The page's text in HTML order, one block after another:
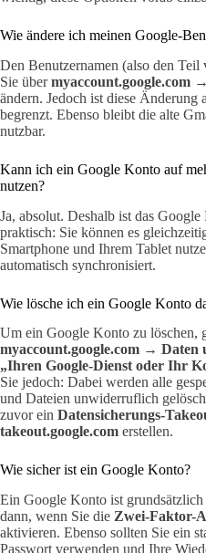
Wie ändere ich meinen Google-
Den Benutzernamen (also den
Sie übermyaccount.google.com →
ändern. Jedoch ist diese Änderung
begrenzt. Ebenso bleibt die alte
nutzbar.
Kann ich ein Google Konto auf
nutzen?
Ja, absolut. Deshalb ist das
praktisch: Sie können es
Smartphone und Ihrem Tablet
automatisch synchronisiert.
Wie lösche ich ein Google Konto
Um ein Google Konto zu löschen,
myaccount.google.com → Daten
„Ihren Google-Dienst oder Ihr
Sie jedoch: Dabei werden alle
und Dateien unwiderruflich
zuvor ein Datensicherungs-
takeout.google.com erstellen.
Wie sicher ist ein Google Konto?
Ein Google Konto ist grundsätzlich
dann, wenn Sie die Zwei-Faktor-
aktivieren. Ebenso sollten Sie ein
Passwort verwenden und Ihre